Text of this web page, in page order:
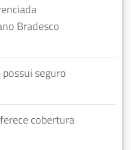
Bradesco
seguro
cobertura